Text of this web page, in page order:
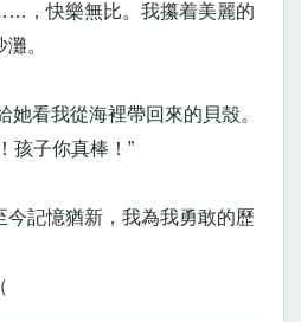
，快樂無比。我攥着美麗的
灘。
她看我從海裡帶回來的貝殼。
孩子你真棒！”
記憶猶新，我為我勇敢的歷